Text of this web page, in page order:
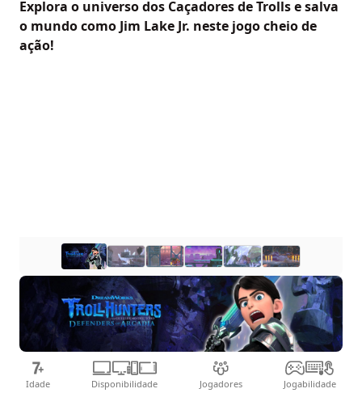
Explora o universo dos Caçadores de Trolls e salva
o mundo como Jim Lake Jr. neste jogo cheio de
ação!
Idade Disponibilidade Jogadores Jogabilidade